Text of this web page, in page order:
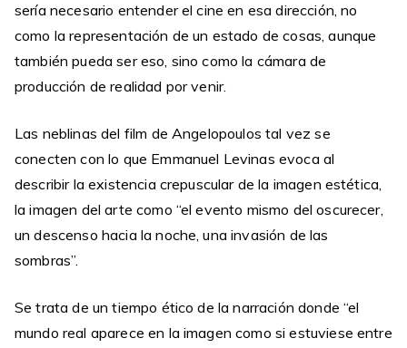
sería necesario entender el cine en esa dirección, no
como la representación de un estado de cosas, aunque
también pueda ser eso, sino como la cámara de
producción de realidad por venir.
Las neblinas del film de Angelopoulos tal vez se
conecten con lo que Emmanuel Levinas evoca al
describir la existencia crepuscular de la imagen estética,
la imagen del arte como “el evento mismo del oscurecer,
un descenso hacia la noche, una invasión de las
sombras”.
Se trata de un tiempo ético de la narración donde “el
mundo real aparece en la imagen como si estuviese entre